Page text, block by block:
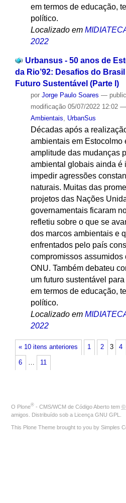
em termos de educação,
político.
Localizado em
2022
Urbansus - 50 anos de
da Rio’92: Desafios do
Futuro Sustentável (Parte l)
por Jorge Paulo Soares —
modificação05/07/2022 12:02 —
Ambientais, UrbanSus
Décadas após a
ambientais em Estocolmo
amplitude das mudanças
ambiental globais ainda é
impedir agressões
naturais. Muitas das
projetos das Nações
governamentais ficaram
refletiu sobre o que se
dos marcos ambientais e
enfrentados pelo país
compromissos assumidos
ONU. Também debateu
um futuro sustentável
em termos de educação,
político.
Localizado em
2022
« 10 itens anteriores 1 2 3 4
6 … 11
O Plone® - CMS/WCM de Código Aberto tem ©
amigos. Distribuído sob a Licença GNU GPL
This Plone Theme brought to you by Simples